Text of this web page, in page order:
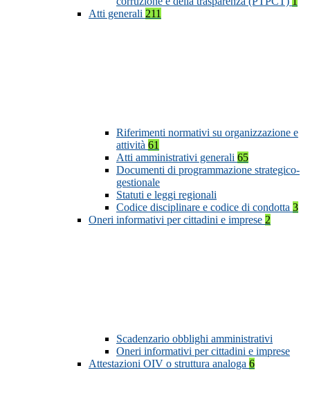
Atti generali 211
Riferimenti normativi su organizzazione e
attività 61
Atti amministrativi generali 65
Documenti di programmazione strategico-
gestionale
Statuti e leggi regionali
Codice disciplinare e codice di condotta 3
Oneri informativi per cittadini e imprese 2
Scadenzario obblighi amministrativi
Oneri informativi per cittadini e imprese
Attestazioni OIV o struttura analoga 6